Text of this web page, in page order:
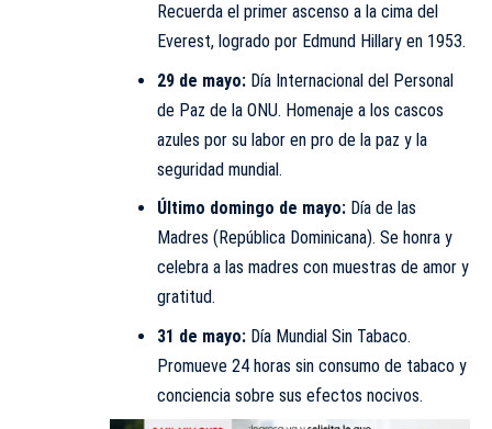
Recuerda el primer ascenso a la cima del
Everest, logrado por Edmund Hillary en 1953.
29 de mayo:Día Internacional del Personal
de Paz de la ONU. Homenaje a los cascos
azules por su labor en pro de la paz y la
seguridad mundial.
Último domingo de mayo:Día de las
Madres (República Dominicana). Se honra y
celebra a las madres con muestras de amor y
gratitud.
31 de mayo:Día Mundial Sin Tabaco.
Promueve 24 horas sin consumo de tabaco y
conciencia sobre sus efectos nocivos.